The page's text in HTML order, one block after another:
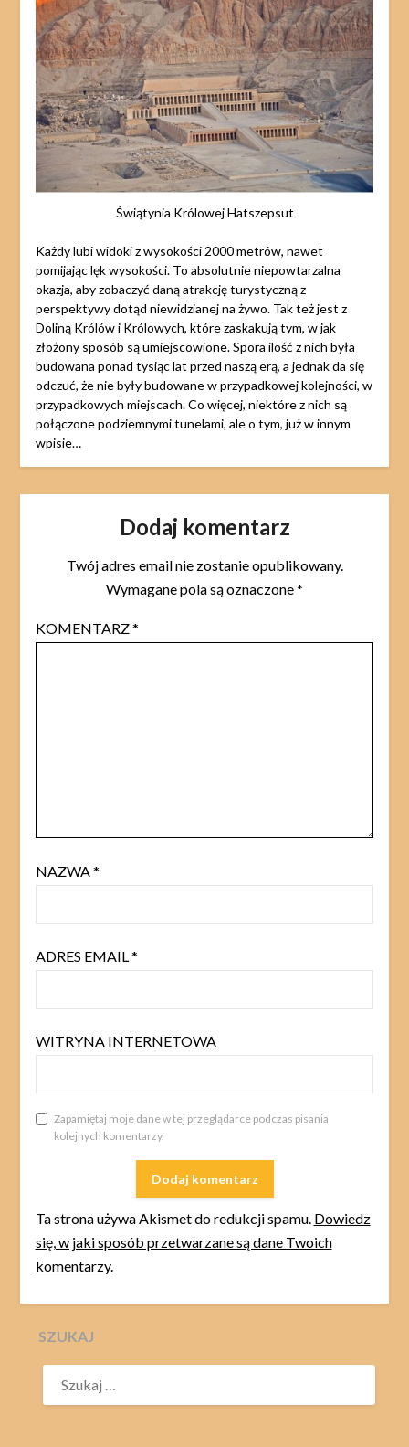
Świątynia Królowej Hatszepsut
Każdy lubi widoki z wysokości 2000 metrów, nawet
pomijając lęk wysokości. To absolutnie niepowtarzalna
okazja, aby zobaczyć daną atrakcję turystyczną z
perspektywy dotąd niewidzianej na żywo. Tak też jest z
Doliną Królów i Królowych, które zaskakują tym, w jak
złożony sposób są umiejscowione. Spora ilość z nich była
budowana ponad tysiąc lat przed naszą erą, a jednak da się
odczuć, że nie były budowane w przypadkowej kolejności, w
przypadkowych miejscach. Co więcej, niektóre z nich są
połączone podziemnymi tunelami, ale o tym, już w innym
wpisie…
Dodaj komentarz
Twój adres email nie zostanie opublikowany.
Wymagane pola są oznaczone*
KOMENTARZ*
NAZWA*
ADRES EMAIL*
WITRYNA INTERNETOWA
Zapamiętaj moje dane w tej przeglądarce podczas pisania
kolejnych komentarzy.
Ta strona używa Akismet do redukcji spamu. Dowiedz
się, w jaki sposób przetwarzane są dane Twoich
komentarzy.
SZUKAJ
SZUKAJ: